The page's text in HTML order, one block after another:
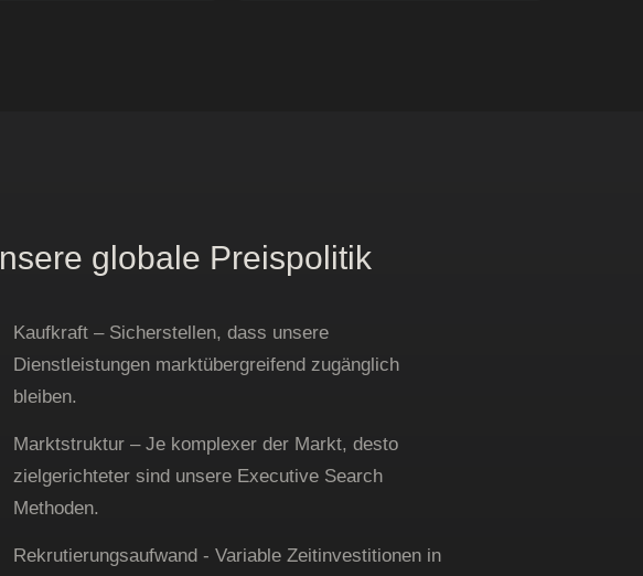
globale Preispolitik
Kaufkraft – Sicherstellen, dass unsere
Dienstleistungen marktübergreifend zugänglich
bleiben.
Marktstruktur – Je komplexer der Markt, desto
zielgerichteter sind unsere Executive Search
Methoden.
Rekrutierungsaufwand - Variable Zeitinvestitionen in